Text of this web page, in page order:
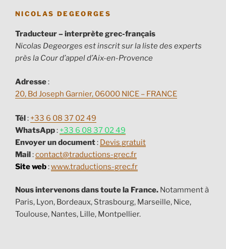
NICOLAS DEGEORGES
Traducteur – interprète grec-français
Nicolas Degeorges est inscrit sur la liste des experts
près la Cour d’appel d’Aix-en-Provence
Adresse:
20, Bd Joseph Garnier, 06000 NICE – FRANCE
Tél: +33 6 08 37 02 49
WhatsApp: +33 6 08 37 02 49
Envoyer un document: Devis gratuit
Mail:contact@traductions-grec.fr
Site web:www.traductions-grec.fr
Nous intervenons dans toute la France. Notamment à
Paris, Lyon, Bordeaux, Strasbourg, Marseille, Nice,
Toulouse, Nantes, Lille, Montpellier.